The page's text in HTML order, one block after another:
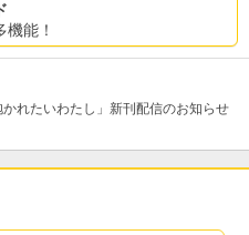
能！
れたいわたし」新刊配信のお知らせ